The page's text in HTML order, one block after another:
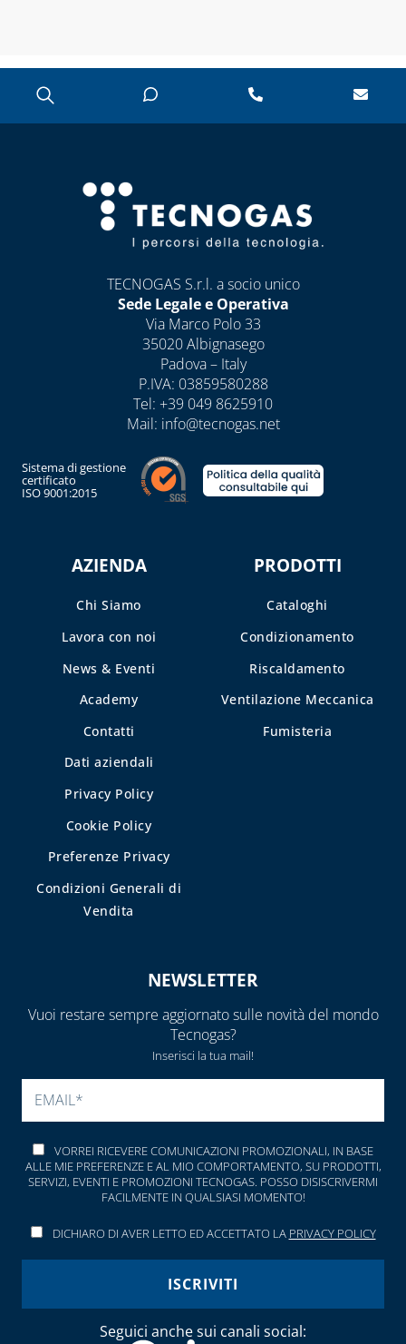
ANTIGELO,
DISINCROSTANTI
BENDE, NASTRI E
GUARNIZIONI
FASCETTE E
NASTRO
GUAINE
SPIRALATE
CORRUGATE,
ESTENSIBILI E
TERMORETRAIBILI
LEGHE SALDANTI
POMPE SCALDA
MASSETTI
SIGILLANTI E
ACCESSORI PER
TUBI E
GOMMA
CAPITOLO 09
ACCESSORI PER
SERBATOI E
INTERCETTAZIONE
ANTINCENDIO
FILTRI, VALVOLE
ED
ELETTROVALVOLE
PER GASOLIO
INDICATORI DI
LIVELLO E
ACCESSORI
LAMPADE,
FORNELLI E
BRUCIATORI
LEGHE SALDANTI
PRODOTTI PER
TECNOGAS S.r.l. a socio unico
Sede Legale e Operativa
Via Marco Polo 33
35020 Albignasego
Padova – Italy
P.IVA: 03859580288
Tel: +39 049 8625910
Mail: info@tecnogas.net
Sistema di gestione
certificato
ISO 9001:2015
AZIENDA
Chi Siamo
Lavora con noi
News & Eventi
Academy
Contatti
Dati aziendali
Privacy Policy
Cookie Policy
Preferenze Privacy
Condizioni Generali di
Vendita
PRODOTTI
Cataloghi
Condizionamento
Riscaldamento
Ventilazione Meccanica
Fumisteria
NEWSLETTER
Vuoi restare sempre aggiornato sulle novità del mondo
Tecnogas?
Inserisci la tua mail!
VORREI RICEVERE COMUNICAZIONI PROMOZIONALI, IN BASE
ALLE MIE PREFERENZE E AL MIO COMPORTAMENTO, SU PRODOTTI,
SERVIZI, EVENTI E PROMOZIONI TECNOGAS. POSSO DISISCRIVERMI
FACILMENTE IN QUALSIASI MOMENTO!
DICHIARO DI AVER LETTO ED ACCETTATO LA PRIVACY POLICY
Seguici anche sui canali social: